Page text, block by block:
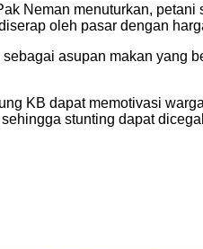
Neman menuturkan,
oleh pasar dengan
asupan makan yang
KB dapat memotivasi
stunting dapat